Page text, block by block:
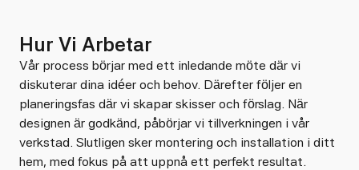
Hur Vi Arbetar
Vår process börjar med ett inledande möte där vi
diskuterar dina idéer och behov. Därefter följer en
planeringsfas där vi skapar skisser och förslag. När
designen är godkänd, påbörjar vi tillverkningen i vår
verkstad. Slutligen sker montering och installation i ditt
hem, med fokus på att uppnå ett perfekt resultat.